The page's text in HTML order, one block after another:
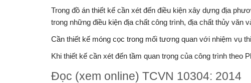
Trong đồ án thiết kế cần xét đến điều kiện xây dựng địa
trong những điều kiện địa chất công trình, địa chất thủy văn
Cần thiết kế móng cọc trong mối tương quan với nhiệm vụ
Khi thiết kế cần xét đến tầm quan trọng của công trình theo
Đọc (xem online) TCVN 10304: 2014